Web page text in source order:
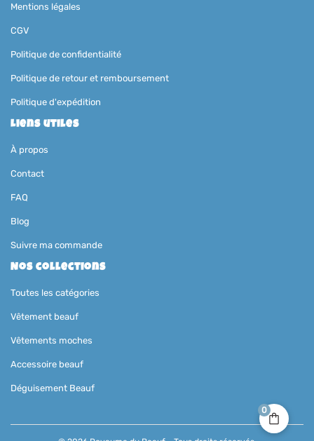
0
Mentions légales
CGV
Politique de confidentialité
Politique de retour et remboursement
Politique d'expédition
Liens utiles
À propos
Contact
FAQ
Blog
Suivre ma commande
Nos collections
Toutes les catégories
Vêtement beauf
Vêtements moches
Accessoire beauf
Déguisement Beauf